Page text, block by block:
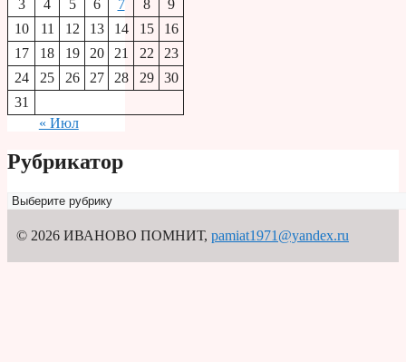
3
4 5 6 7 8
9
10
11 12 13 14 15
16
17
18 19 20 21 22
23
24
25 26 27 28 29
30
31
« Июл
Рубрикатор
Рубрикатор
© 2026 ИВАНОВО ПОМНИТ, pamiat1971@yandex.ru